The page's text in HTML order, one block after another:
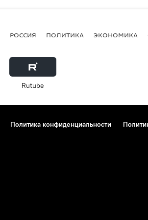
РОССИЯ ПОЛИТИКА ЭКОНОМИКА
Rutube
Политика конфиденциальности